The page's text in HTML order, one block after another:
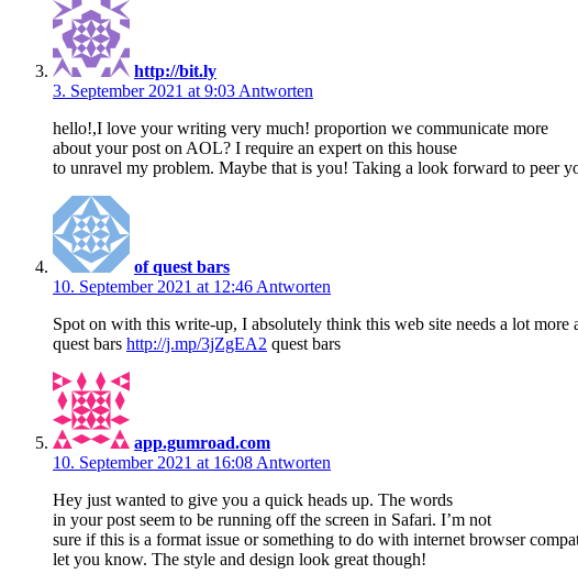
http://bit.ly
3. September 2021 at 9:03 Antworten
hello!,I love your writing very much! proportion we communicate more
about your post on AOL? I require an expert on this house
to unravel my problem. Maybe that is you! Taking a look forward to peer
of quest bars
10. September 2021 at 12:46 Antworten
Spot on with this write-up, I absolutely think this web site needs a lot
quest bars http://j.mp/3jZgEA2 quest bars
app.gumroad.com
10. September 2021 at 16:08 Antworten
Hey just wanted to give you a quick heads up. The words
in your post seem to be running off the screen in Safari. I’m not
sure if this is a format issue or something to do with internet browser
let you know. The style and design look great though!